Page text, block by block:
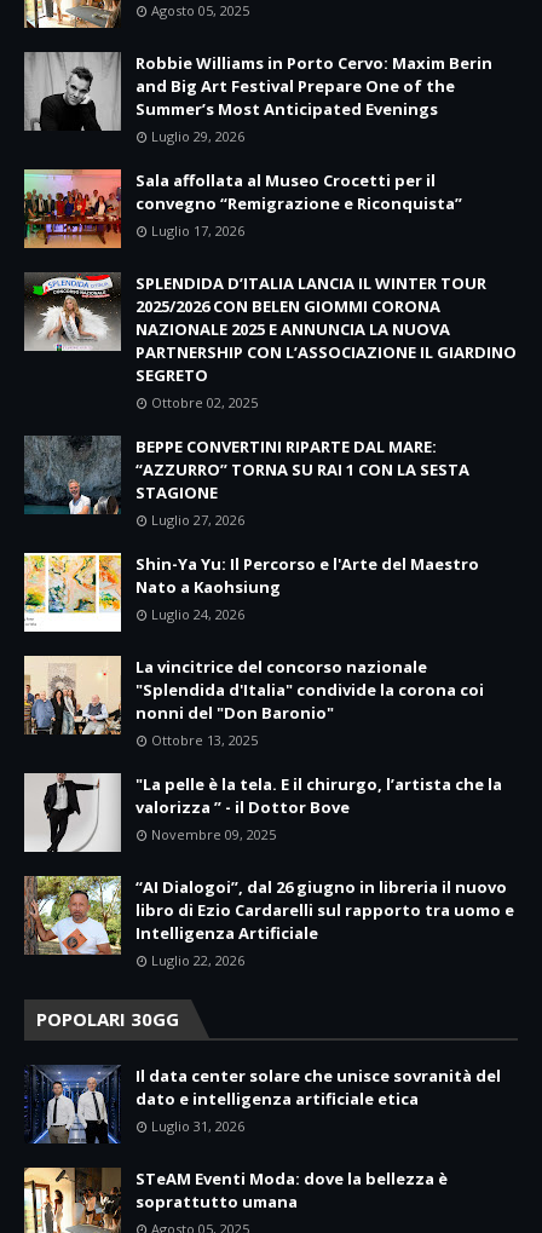
Agosto 05, 2025
Robbie Williams in Porto Cervo: Maxim Berin
and Big Art Festival Prepare One of the
Summer’s Most Anticipated Evenings
Luglio 29, 2026
Sala affollata al Museo Crocetti per il
convegno “Remigrazione e Riconquista”
Luglio 17, 2026
SPLENDIDA D’ITALIA LANCIA IL WINTER TOUR
2025/2026 CON BELEN GIOMMI CORONA
NAZIONALE 2025 E ANNUNCIA LA NUOVA
PARTNERSHIP CON L’ASSOCIAZIONE IL GIARDINO
SEGRETO
Ottobre 02, 2025
BEPPE CONVERTINI RIPARTE DAL MARE:
“AZZURRO” TORNA SU RAI 1 CON LA SESTA
STAGIONE
Luglio 27, 2026
Shin-Ya Yu: Il Percorso e l'Arte del Maestro
Nato a Kaohsiung
Luglio 24, 2026
La vincitrice del concorso nazionale
"Splendida d'Italia" condivide la corona coi
nonni del "Don Baronio"
Ottobre 13, 2025
"La pelle è la tela. E il chirurgo, l’artista che la
valorizza ” - il Dottor Bove
Novembre 09, 2025
“AI Dialogoi”, dal 26 giugno in libreria il nuovo
libro di Ezio Cardarelli sul rapporto tra uomo e
Intelligenza Artificiale
Luglio 22, 2026
POPOLARI 30GG
Il data center solare che unisce sovranità del
dato e intelligenza artificiale etica
Luglio 31, 2026
STeAM Eventi Moda: dove la bellezza è
soprattutto umana
Agosto 05, 2025